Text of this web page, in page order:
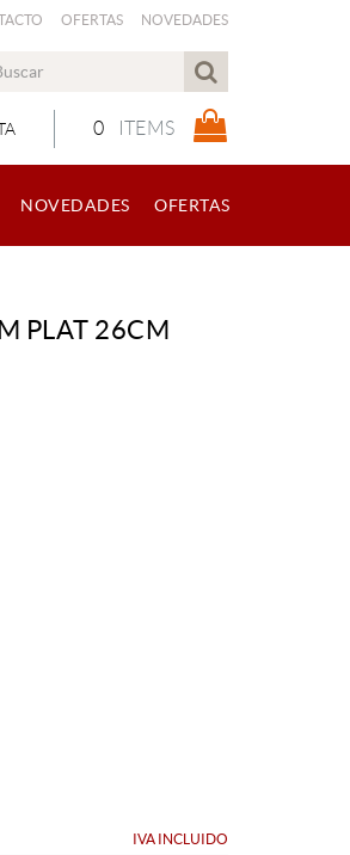
OFERTAS NOVEDADES
0 ITEMS
NOVEDADES OFERTAS
PLAT 26CM
IVA INCLUIDO